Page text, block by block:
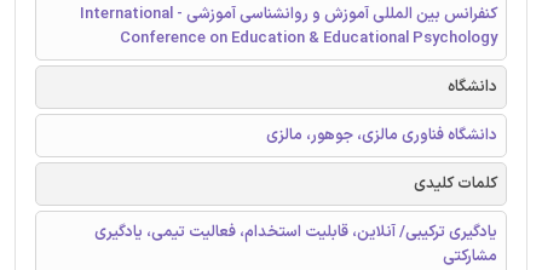
کنفرانس بین المللی آموزش و روانشناسی آموزشی - International
Conference on Education & Educational Psychology
دانشگاه
دانشگاه فناوری مالزی، جوهور، مالزی
کلمات کلیدی
یادگیری ترکیبی/ آنلاین، قابلیت استخدام، فعالیت تیمی، یادگیری
مشارکتی